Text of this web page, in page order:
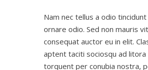
Nam nec tellus a odio
ornare odio. Sed non mauris
consequat auctor eu in elit.
aptent taciti sociosqu ad litora
torquent per conubia nostra,